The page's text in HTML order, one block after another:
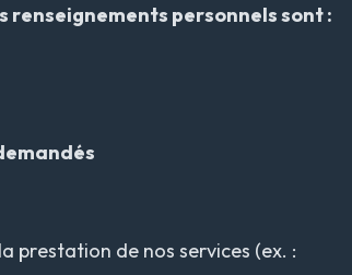
renseignements personnels sont :
prestation de nos services (ex. :